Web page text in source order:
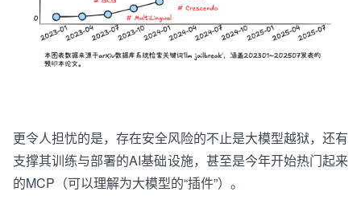
更令人担忧的是， 存在安全风险的不止是大模型越狱， 还有
支撑其训练与部署的AI基础设施，甚至是今年开始热门起来
的MCP（可以理解为大模型的“插件”）。